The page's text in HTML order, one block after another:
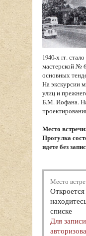
1940-х гг.
мастерской №
основных
На экскурсии
улиц и
Б.М. Иофана.
Место
Прогулка
идете без
Место
списке
Для